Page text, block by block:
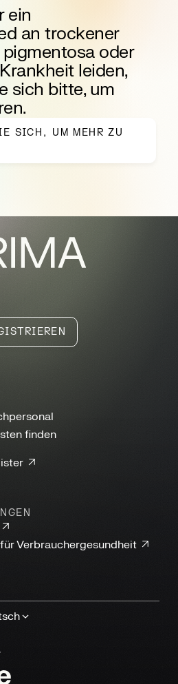
ein
an trockener
oder
leiden,
sich bitte, um
SICH, UM MEHR ZU
finden
Verbrauchergesundheit